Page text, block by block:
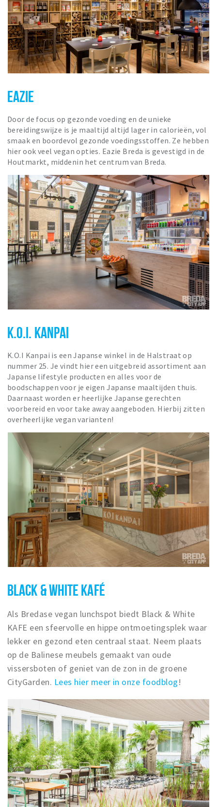
EAZIE
Door de focus op gezonde voeding en de unieke
bereidingswijze is je maaltijd altijd lager in calorieën, vol
smaak en boordevol gezonde voedingsstoffen. Ze hebben
hier ook veel vegan opties. Eazie Breda is gevestigd in de
Houtmarkt, middenin het centrum van Breda.
K.O.I. KANPAI
K.O.I Kanpai is een Japanse winkel in de Halstraat op
nummer 25. Je vindt hier een uitgebreid assortiment aan
Japanse lifestyle producten en alles voor de
boodschappen voor je eigen Japanse maaltijden thuis.
Daarnaast worden er heerlijke Japanse gerechten
voorbereid en voor take away aangeboden. Hierbij zitten
overheerlijke vegan varianten!
BLACK & WHITE KAFÉ
Als Bredase vegan lunchspot biedt Black & White
KAFE een sfeervolle en hippe ontmoetingsplek waar
lekker en gezond eten centraal staat. Neem plaats
op de Balinese meubels gemaakt van oude
vissersboten of geniet van de zon in de groene
CityGarden. Lees hier meer in onze foodblog!